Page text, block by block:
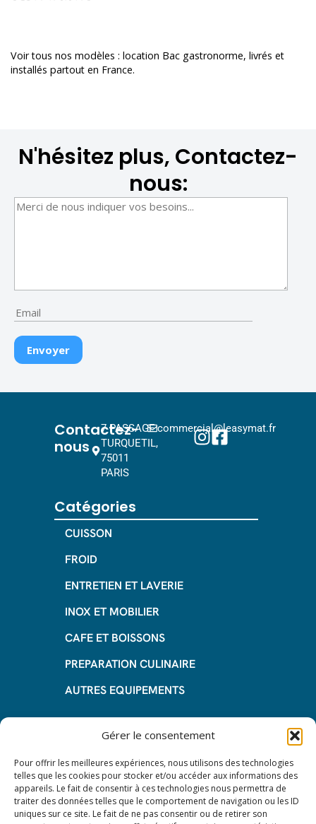
Gérer le consentement
Pour offrir les meilleures expériences, nous utilisons des technologies
telles que les cookies pour stocker et/ou accéder aux informations des
appareils. Le fait de consentir à ces technologies nous permettra de
traiter des données telles que le comportement de navigation ou les ID
uniques sur ce site. Le fait de ne pas consentir ou de retirer son
Voir tous nos modèles : location Bac gastronorme, livrés et
installés partout en France.
N'hésitez plus, Contactez-
nous:
Contactez-
nous
7 PASSAGE
TURQUETIL,
75011
PARIS
commercial@leasymat.fr
Catégories
CUISSON
FROID
ENTRETIEN ET LAVERIE
INOX ET MOBILIER
CAFE ET BOISSONS
PREPARATION CULINAIRE
AUTRES EQUIPEMENTS
Informations
Questions fréquentes
Les avantages de la LOA
Les étapes du leasing de matériel